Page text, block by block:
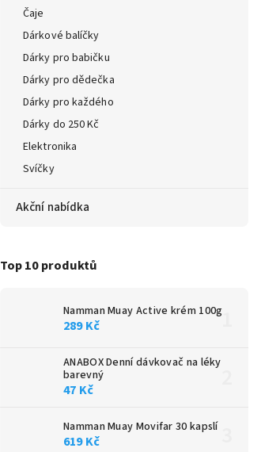
Čaje
Dárkové balíčky
Dárky pro babičku
Dárky pro dědečka
Dárky pro každého
Dárky do 250 Kč
Elektronika
Svíčky
Akční nabídka
Top 10 produktů
Namman Muay Active krém 100g
289 Kč
ANABOX Denní dávkovač na léky
barevný
47 Kč
Namman Muay Movifar 30 kapslí
619 Kč